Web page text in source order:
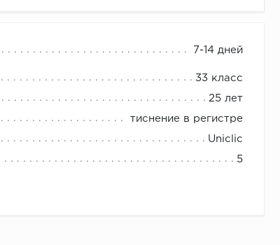
7-14 дней
33 класс
25 лет
тиснение в регистре
Uniclic
5